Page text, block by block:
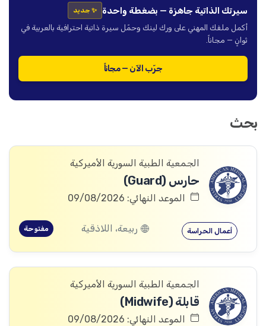
سيرتك الذاتية جاهزة — بضغطة واحدة ✨ جديد
أكمل ملفك المهني على ورك لينك وحمّل سيرة ذاتية احترافية بالعربية في
ثوانٍ — مجاناً.
جرّب الآن — مجاناً
بحث
الجمعية الطبية السورية الأميركية
حارس (Guard)
الموعد النهائي: 09/08/2026
أعمال الحراسة ربيعة، اللاذقية مفتوحة
الجمعية الطبية السورية الأميركية
قابلة (Midwife)
الموعد النهائي: 09/08/2026